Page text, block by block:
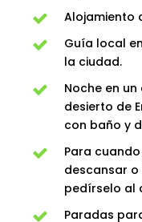
Alojamiento
Guía local
la ciudad.
Noche en
desierto de
con baño y
Para
descansar
pedírselo al
Paradas